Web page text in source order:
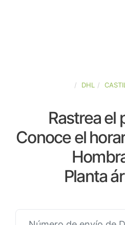
DHL
Rastrea el
Conoce el
Planta